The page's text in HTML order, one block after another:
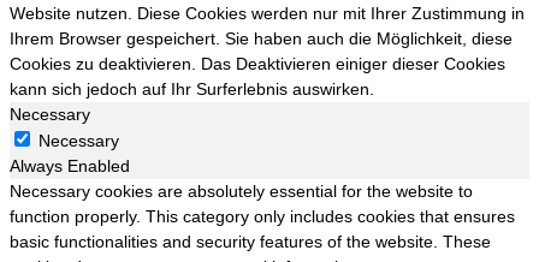
Website nutzen. Diese Cookies werden nur mit Ihrer Zustimmung in
Ihrem Browser gespeichert. Sie haben auch die Möglichkeit, diese
Cookies zu deaktivieren. Das Deaktivieren einiger dieser Cookies
kann sich jedoch auf Ihr Surferlebnis auswirken.
Necessary
Necessary
Always Enabled
Necessary cookies are absolutely essential for the website to
function properly. This category only includes cookies that ensures
basic functionalities and security features of the website. These